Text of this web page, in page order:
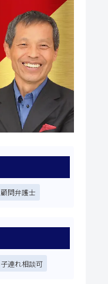
顧問弁護士
子連れ相談可